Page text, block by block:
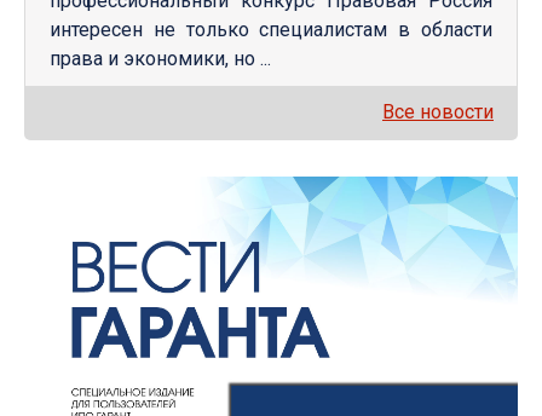
интересен не только специалистам в области
права и экономики, но ...
Все новости